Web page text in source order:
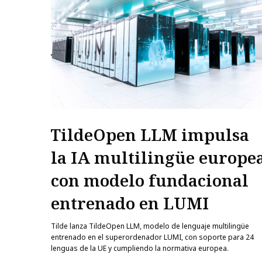
TildeOpen LLM impulsa
la IA multilingüe
con modelo fundacional
entrenado en LUMI
Tilde lanza TildeOpen LLM, modelo de lenguaje multilingüe
entrenado en el superordenador LUMI, con soporte para 24
lenguas de la UE y cumpliendo la normativa europea.